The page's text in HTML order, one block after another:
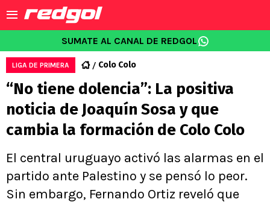
SUMATE AL CANAL DE REDGOL
LIGA DE PRIMERA Colo Colo
“No tiene dolencia”: La positiva
noticia de Joaquín Sosa y que
cambia la formación de Colo Colo
El central uruguayo activó las alarmas en el
partido ante Palestino y se pensó lo peor.
Sin embargo, Fernando Ortiz reveló que